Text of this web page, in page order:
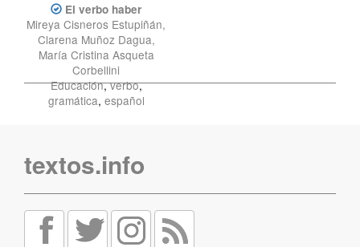
El verbo haber
Mireya Cisneros Estupiñán,
Clarena Muñoz Dagua,
María Cristina Asqueta
Corbellini
Educación,verbo,
gramática, español
textos.info